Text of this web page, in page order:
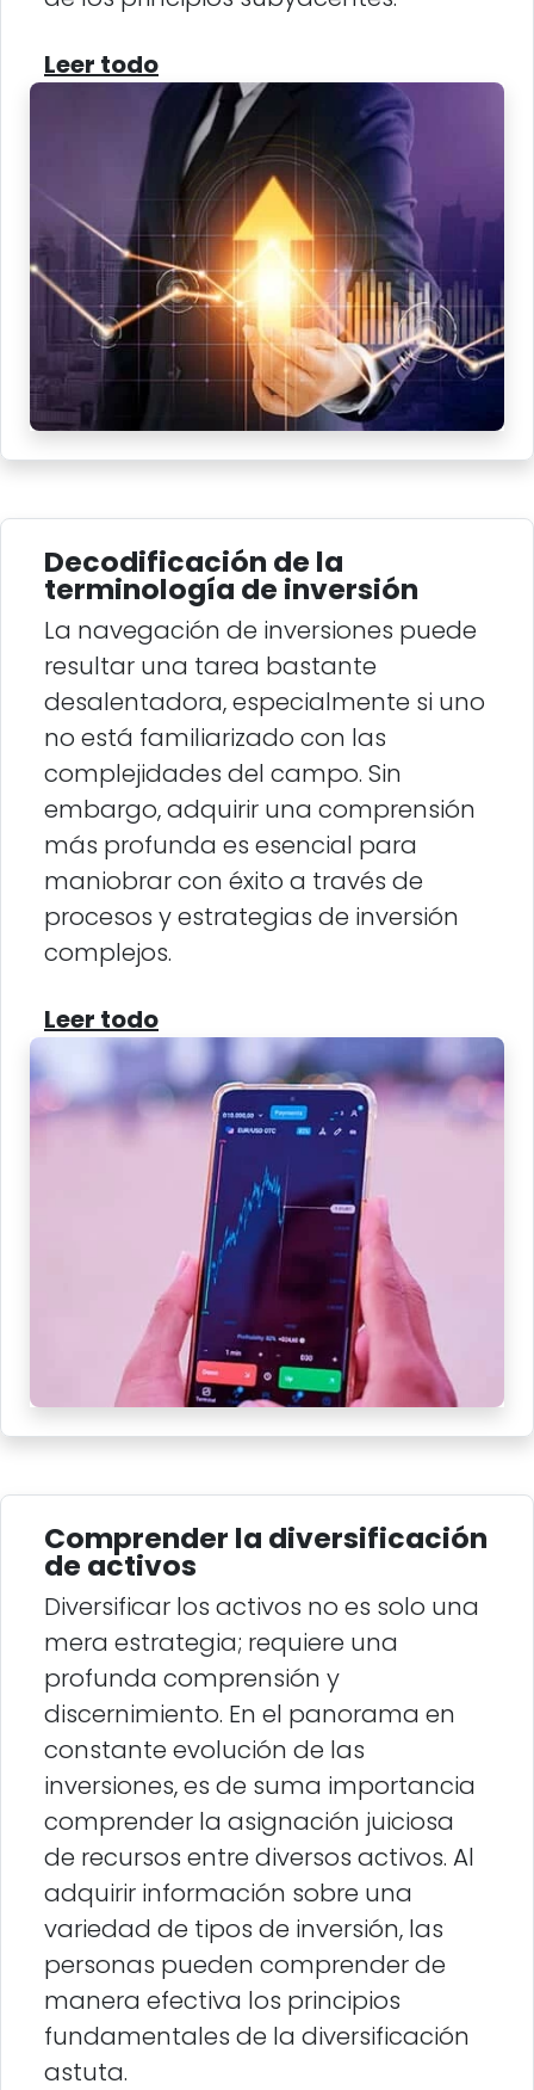
Leer todo
Decodificación de la
terminología de inversión
La navegación de inversiones puede
resultar una tarea bastante
desalentadora, especialmente si uno
no está familiarizado con las
complejidades del campo. Sin
embargo, adquirir una comprensión
más profunda es esencial para
maniobrar con éxito a través de
procesos y estrategias de inversión
complejos.
Leer todo
Comprender la diversificación
de activos
Diversificar los activos no es solo una
mera estrategia; requiere una
profunda comprensión y
discernimiento. En el panorama en
constante evolución de las
inversiones, es de suma importancia
comprender la asignación juiciosa
de recursos entre diversos activos. Al
adquirir información sobre una
variedad de tipos de inversión, las
personas pueden comprender de
manera efectiva los principios
fundamentales de la diversificación
astuta.